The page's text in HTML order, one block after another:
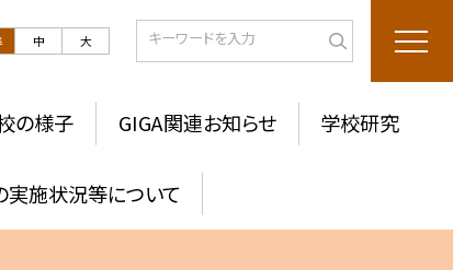
中 大
の様子 GIGA関連お知らせ 学校研究
施状況等について